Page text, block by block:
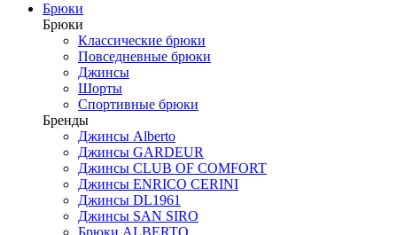
Брюки
Брюки
Классические брюки
Повседневные брюки
Джинсы
Шорты
Спортивные брюки
Бренды
Джинсы Alberto
Джинсы GARDEUR
Джинсы CLUB OF COMFORT
Джинсы ENRICO CERINI
Джинсы DL1961
Джинсы SAN SIRO